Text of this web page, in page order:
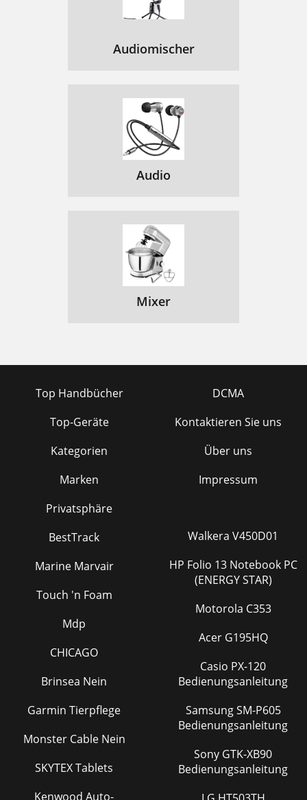
Audiomischer
Audio
Mixer
Top Handbücher
Top-Geräte
Kategorien
Marken
Privatsphäre
DCMA
Kontaktieren Sie uns
Über uns
Impressum
BestTrack
Marine Marvair
Touch 'n Foam
Mdp
CHICAGO
Brinsea Nein
Garmin Tierpflege
Monster Cable Nein
SKYTEX Tablets
Kenwood Auto-
Walkera V450D01
HP Folio 13 Notebook PC
(ENERGY STAR)
Motorola C353
Acer G195HQ
Casio PX-120
Bedienungsanleitung
Samsung SM-P605
Bedienungsanleitung
Sony GTK-XB90
Bedienungsanleitung